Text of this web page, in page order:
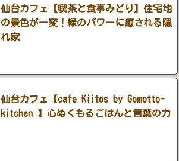
仙台カフェ【喫茶と食事みどり】住宅地
の景色が一変！緑のパワーに癒される隠
れ家
仙台カフェ【cafe Kiitos by Gomotto-
kitchen 】心ぬくもるごはんと言葉の力